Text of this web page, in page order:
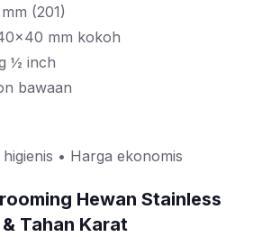
(201)
mm kokoh
½ inch
bawaan
• Harga ekonomis
Hewan Stainless
Tahan Karat